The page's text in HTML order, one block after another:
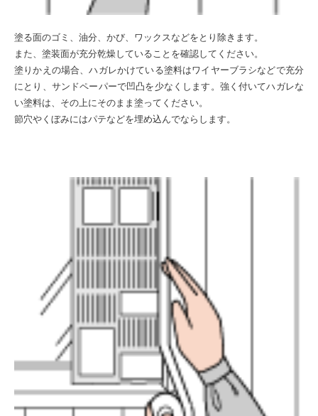
塗る面のゴミ、油分、かび、ワックスなどをとり除きます。
また、塗装面が充分乾燥していることを確認してください。
塗りかえの場合、ハガレかけている塗料はワイヤーブラシなどで充分
にとり、サンドペーパーで凹凸を少なくします。強く付いてハガレな
い塗料は、その上にそのまま塗ってください。
節穴やくぼみにはパテなどを埋め込んでならします。